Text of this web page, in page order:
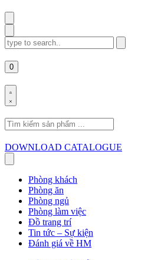
Search
for:
0
Search
for:
DOWNLOAD CATALOGUE
Phòng khách
Phòng ăn
Phòng ngủ
Phòng làm việc
Đồ trang trí
Tin tức – Sự kiện
Đánh giá về HM